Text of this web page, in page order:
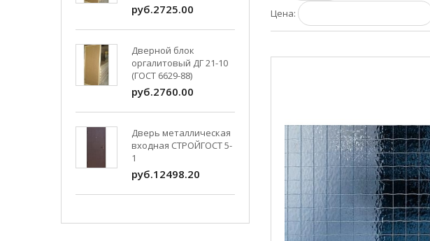
Цена:
руб.2725.00
Дверной блок
оргалитовый ДГ 21-10
(ГОСТ 6629-88)
руб.2760.00
Дверь металлическая
входная СТРОЙГОСТ 5-
1
руб.12498.20